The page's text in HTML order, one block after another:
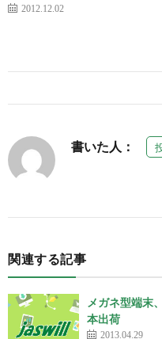
2012.12.02
書いた人：
関連する記事
メガネ型端末
本出荷
2013.04.29